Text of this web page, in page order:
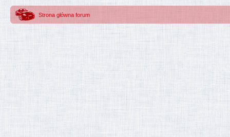
Strona główna forum